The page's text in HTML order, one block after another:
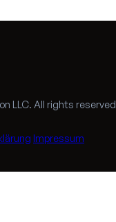
LLC. All rights reserved
Impressum